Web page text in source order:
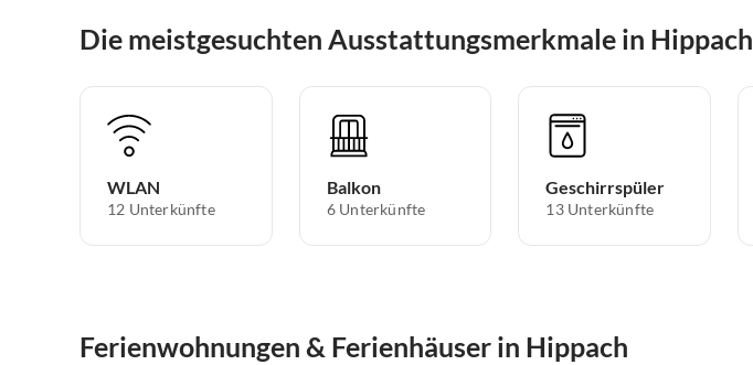
Die meistgesuchten Ausstattungsmerkmale in Hippach
WLAN
12 Unterkünfte
Balkon
6 Unterkünfte
Geschirrspüler
13 Unterkünfte
Ferienwohnungen & Ferienhäuser in Hippach